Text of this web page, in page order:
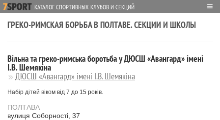
КАТАЛОГ СПОРТИВНЫХ КЛУБОВ И СЕКЦИЙ ≡
ГРЕКО-РИМСКАЯ БОРЬБА В ПОЛТАВЕ. СЕКЦИИ И ШКОЛЫ
Вільна та греко-римська боротьба у ДЮСШ «Авангард» імені
І.В. Шемякіна
ДЮСШ «Авангард» імені І.В. Шемякіна
Набір дітей віком від 7 до 15 років.
ПОЛТАВА
вулиця Соборності, 37